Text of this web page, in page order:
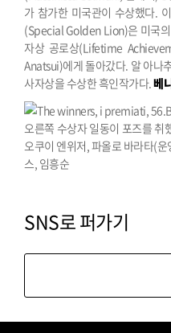
가 참가한 미국관이 수상했다.
(Special Golden Lion)은 미국
자상 공로상(Lifetime
Anatsui)에게 돌아갔다. 알 아나
사자상을 수상한 흑인작가다. 베
오른쪽 수상자 일동이 포즈를 취
오쿠이 엔위저, 파올로 바라타(
스, 임흥순
SNS로 퍼가기